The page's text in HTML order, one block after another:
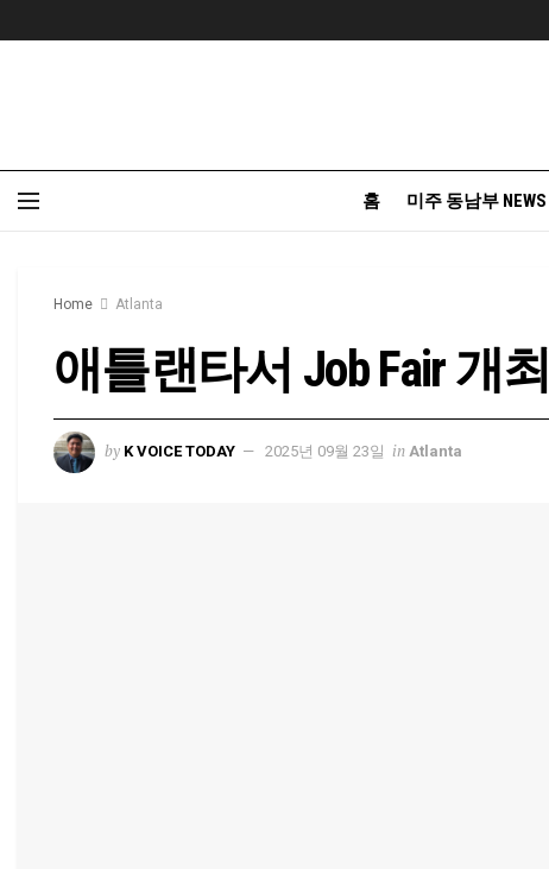
홈 미주 동남부 NEWS
Home Atlanta
애틀랜타서 Job Fair 개최
by K VOICE TODAY 2025년 09월 23일 in Atlanta